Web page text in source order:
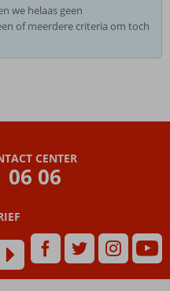
we helaas geen
of meerdere criteria om toch
CENTER
06 06